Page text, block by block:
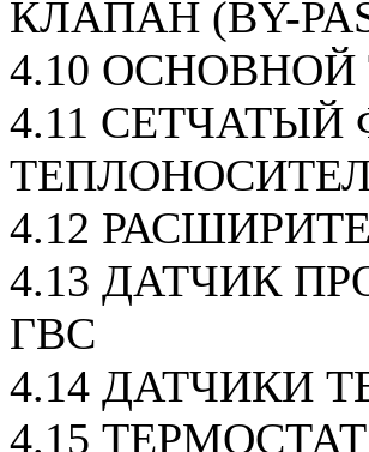
КЛАПАН (BY-
4.10
4.11 СЕТЧАТЫЙ
4.12
4.13 ДАТЧИК
ГВС
4.14 ДАТЧИКИ
4.15